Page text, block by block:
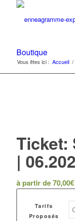
Boutique
Vous êtes ici : Accueil /
Ticket:
|
à partir de70,00€
Tarifs
Proposés